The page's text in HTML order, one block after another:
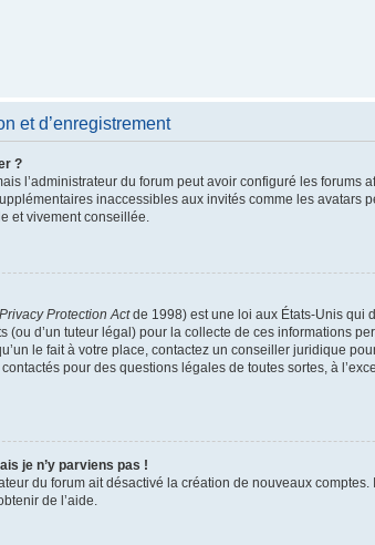
et d’enregistrement
?
l’administrateur du forum peut avoir configuré les forums
inaccessibles aux invités comme les avatars
et vivement conseillée.
Protection Actde 1998) est une loi aux États-Unis qui
(ou d’un tuteur légal) pour la collecte de ces informations
le fait à votre place, contactez un conseiller juridique
pour des questions légales de toutes sortes, à
je n’y parviens pas !
du forum ait désactivé la création de nouveaux
de l’aide.